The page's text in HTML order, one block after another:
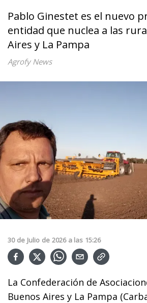
Pablo Ginestet es el nuevo
entidad que nuclea a las
Aires y La Pampa
Agrofy News
30 de Julio de 2026 a las 15:26
La Confederación de
Buenos Aires y La Pampa